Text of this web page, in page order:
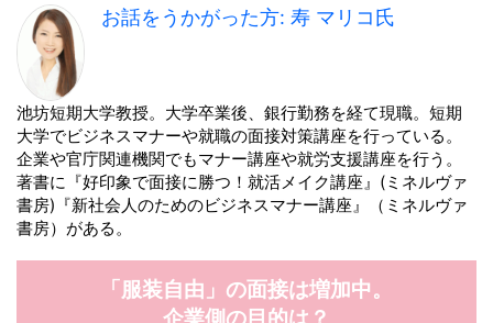
お話をうかがった方: 寿 マリコ氏
池坊短期大学教授。大学卒業後、銀行勤務を経て現職。短期
大学でビジネスマナーや就職の面接対策講座を行っている。
企業や官庁関連機関でもマナー講座や就労支援講座を行う。
著書に『好印象で面接に勝つ！就活メイク講座』(ミネルヴァ
書房)『新社会人のためのビジネスマナー講座』（ミネルヴァ
書房）がある。
「服装自由」の面接は増加中。
企業側の目的は？